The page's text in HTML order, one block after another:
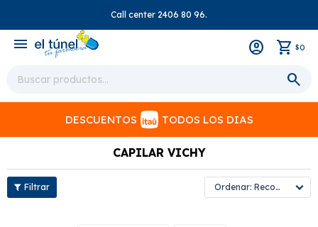
Call center 2406 80 96.
menu $0
DESCUENTOS TODOS LOS DIAS
CAPILAR VICHY
Recomendados
close